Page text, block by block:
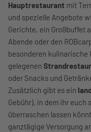
Hauptrestaurant mit
und spezielle Angebote
Gerichte, ein Großbuffet
Abende oder den
besonderen
gelegenen
oder Snacks und
Zusätzlich gibt es ein
Gebühr), in dem ihr
überraschen lassen
ganztägige Versorgung